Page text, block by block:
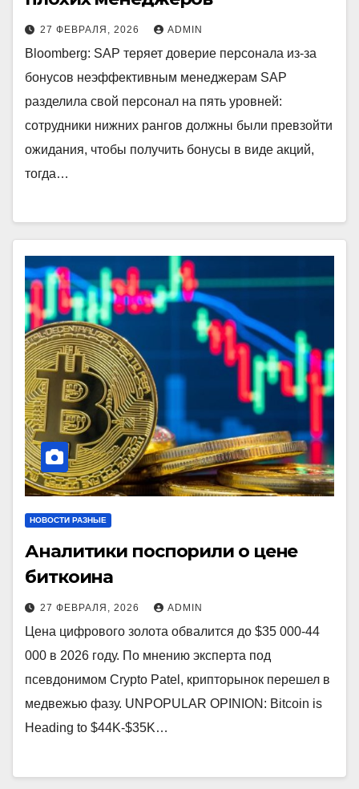
27 ФЕВРАЛЯ, 2026 ADMIN
Bloomberg: SAP теряет доверие персонала из-за
бонусов неэффективным менеджерам SAP
разделила свой персонал на пять уровней:
сотрудники нижних рангов должны были превзойти
ожидания, чтобы получить бонусы в виде акций,
тогда…
НОВОСТИ РАЗНЫЕ
Аналитики поспорили о цене
биткоина
27 ФЕВРАЛЯ, 2026 ADMIN
Цена цифрового золота обвалится до $35 000-44
000 в 2026 году. По мнению эксперта под
псевдонимом Crypto Patel, крипторынок перешел в
медвежью фазу. UNPOPULAR OPINION: Bitcoin is
Heading to $44K-$35K…